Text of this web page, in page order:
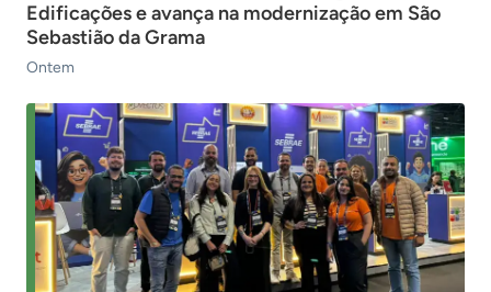
Edificações e avança na modernização em São
Sebastião da Grama
Ontem